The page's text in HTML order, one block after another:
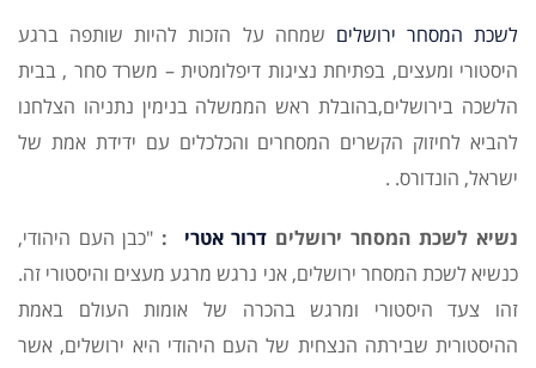
לשכת המסחר ירושלים שמחה על הזכות להיות שותפה ברגע
היסטורי ומעצים, בפתיחת נציגות דיפלומטית – משרד סחר , בבית
הלשכה בירושלים,בהובלת ראש הממשלה בנימין נתניהו הצלחנו
להביא לחיזוק הקשרים המסחרים והכלכלים עם ידידת אמת של
ישראל, הונדורס. .
נשיא לשכת המסחר ירושלים דרור אטרי : "כבן העם היהודי,
כנשיא לשכת המסחר ירושלים, אני נרגש מרגע מעצים והיסטורי זה.
זהו צעד היסטורי ומרגש בהכרה של אומות העולם באמת
ההיסטורית שבירתה הנצחית של העם היהודי היא ירושלים, אשר